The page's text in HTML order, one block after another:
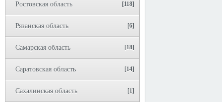
Ростовская область [118]
Рязанская область [6]
Самарская область [18]
Саратовская область [14]
Сахалинская область [1]